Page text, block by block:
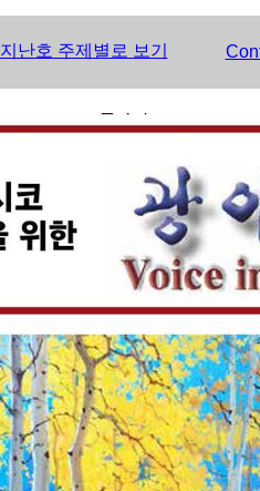
지난호 주제별로 보기